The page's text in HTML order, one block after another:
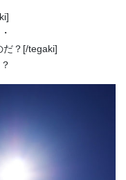
だ？[/tegaki]